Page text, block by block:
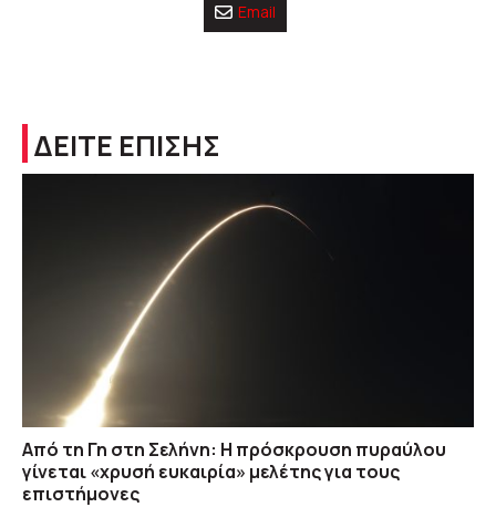
Email
ΔΕΙΤΕ ΕΠΙΣΗΣ
Από τη Γη στη Σελήνη: Η πρόσκρουση πυραύλου
γίνεται «χρυσή ευκαιρία» μελέτης για τους
επιστήμονες